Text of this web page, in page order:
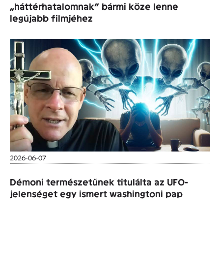
„háttérhatalomnak” bármi köze lenne
legújabb filmjéhez
2026-06-07
Démoni természetűnek titulálta az UFO-
jelenséget egy ismert washingtoni pap